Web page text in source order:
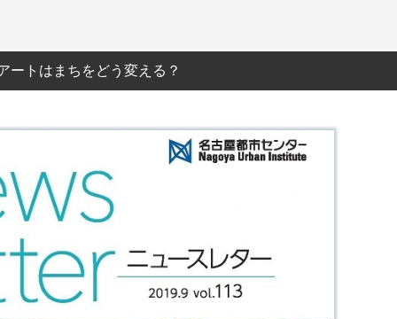
トはまちをどう変える？